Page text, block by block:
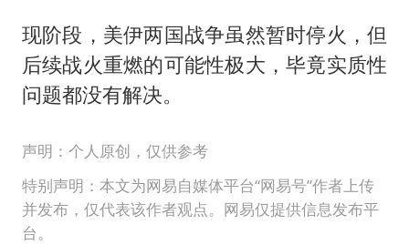
现阶段，美伊两国战争虽然暂时停火，但
后续战火重燃的可能性极大，毕竟实质性
问题都没有解决。
声明：个人原创，仅供参考
特别声明：本文为网易自媒体平台“网易号”作者上传
并发布，仅代表该作者观点。网易仅提供信息发布平
台。